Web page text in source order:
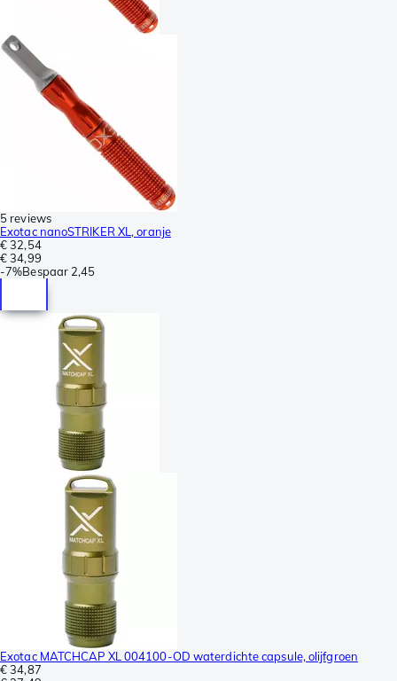
5 reviews
Exotac nanoSTRIKER XL, oranje
€ 32,54
€ 34,99
-7%Bespaar 2,45
Exotac MATCHCAP XL 004100-OD waterdichte capsule, olijfgroen
€ 34,87